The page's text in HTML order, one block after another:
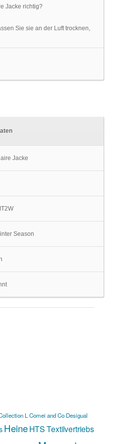
Sie sie an der Luft trocknen,
Jacke
Season
L Comei and Co Desigual
HeineHTS Textilvertriebs